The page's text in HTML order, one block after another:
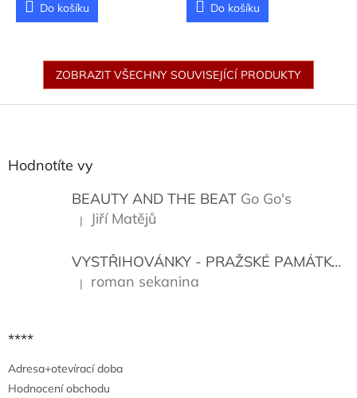
Do košíku Do košíku
ZOBRAZIT VŠECHNY SOUVISEJÍCÍ PRODUKTY
Hodnotíte vy
BEAUTY AND THE BEAT Go Go's
Hodnocení produktu je 5 z 5 hvězdiček.
| Jiří Matějů
VYSTŘIHOVÁNKY - PRAŽSKÉ PAMÁTKY
Hodnocení produktu je 5 z 5 hvězdiček.
| roman sekanina
****
Adresa+otevírací doba
Hodnocení obchodu